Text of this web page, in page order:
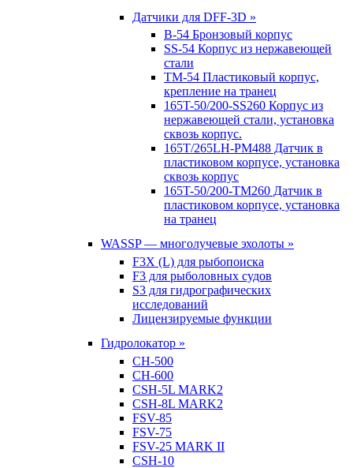
Датчики для DFF-3D »
B-54 Бронзовый корпус
SS-54 Корпус из нержавеющей
стали
TM-54 Пластиковый корпус,
крепление на транец
165T-50/200-SS260 Корпус из
нержавеющей стали, установка
сквозь корпус.
165T/265LH-PM488 Датчик в
пластиковом корпусе, установка
сквозь корпус
165T-50/200-TM260 Датчик в
пластиковом корпусе, установка
на транец
WASSP — многолучевые эхолоты »
F3X (L) для рыбопоиска
F3 для рыболовных судов
S3 для гидрографических
исследований
Лицензируемые функции
Гидролокатор »
CH-500
CH-600
CSH-5L MARK2
CSH-8L MARK2
FSV-85
FSV-75
FSV-25 MARK II
CSH-10